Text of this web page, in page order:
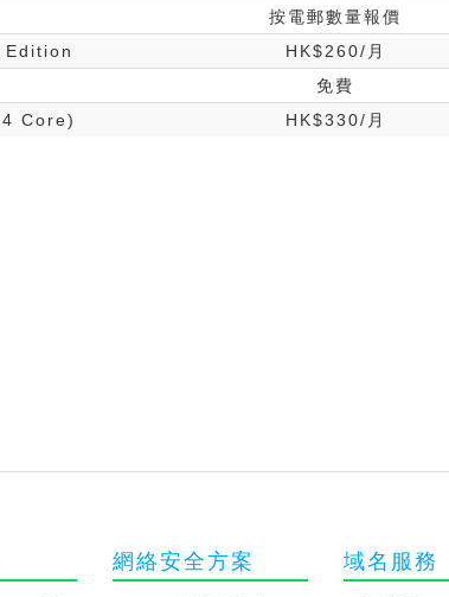
按電郵數量報價
HK$260/月
免費
Core)
HK$330/月
網絡安全方案 域名服務